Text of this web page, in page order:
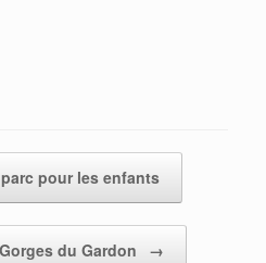
pour les enfants
du Gardon →